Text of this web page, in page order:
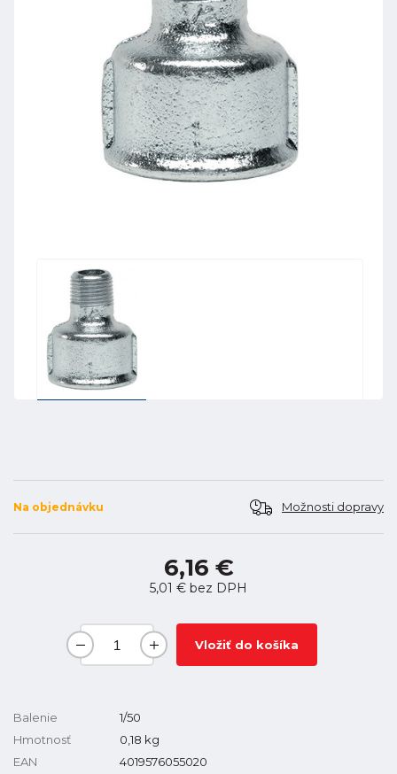
Na objednávku Možnosti dopravy
6,16 €
5,01 € bez DPH
Vložiť do košíka
Balenie
1/50
Hmotnosť
0,18 kg
EAN
4019576055020